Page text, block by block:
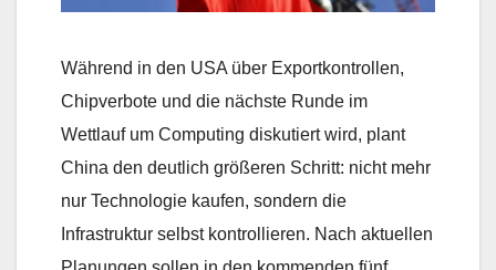
Während in den USA über Exportkontrollen,
Chipverbote und die nächste Runde im
Wettlauf um Computing diskutiert wird, plant
China den deutlich größeren Schritt: nicht mehr
nur Technologie kaufen, sondern die
Infrastruktur selbst kontrollieren. Nach aktuellen